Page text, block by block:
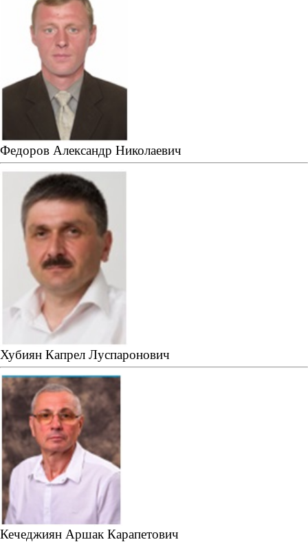
Федоров Александр Николаевич
Хубиян Капрел Луспаронович
Кечеджиян Аршак Карапетович